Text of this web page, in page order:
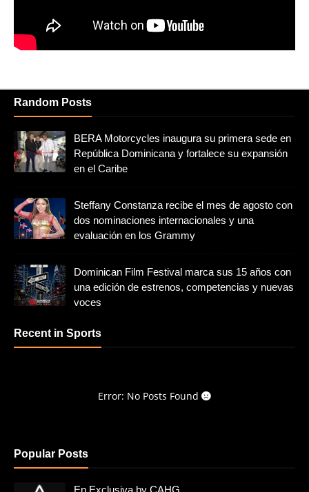
Random Posts
BERA Motorcycles inaugura su primera sede en
República Dominicana y fortalece su expansión
en el Caribe
Steffany Constanza recibe el mes de agosto con
dos nominaciones internacionales y una
evaluación en los Grammy
Dominican Film Festival marca sus 15 años con
una edición de estrenos, competencias y nuevas
voces
Recent in Sports
Error: No Posts Found
Popular Posts
En Exclusiva by CAHG